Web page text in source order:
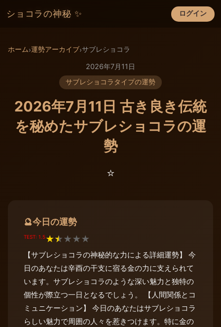
ショコラの神秘 ✨ ログイン
×
ホーム›運勢アーカイブ›サブレショコラ
2026年7月11日
サブレショコラタイプの運勢
2026年7月11日 古き良き伝統
を秘めたサブレショコラの運
勢
⭐️
🔮今日の運勢
TEST: 1.5★★★★★
【サブレショコラの神秘的な力による詳細運勢】 今
日のあなたは辛酉の干支に宿る金の力に支えられて
います。サブレショコラのような深い魅力と独特の
個性が際立つ一日となるでしょう。 【人間関係とコ
ミュニケーション】 今日のあなたはサブレショコラ
らしい魅力で周囲の人々を惹きつけます。特に金の